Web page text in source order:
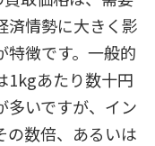
済情勢に大きく影
特徴です。一般的
1kgあたり数十円
多いですが、イン
の数倍、あるいは